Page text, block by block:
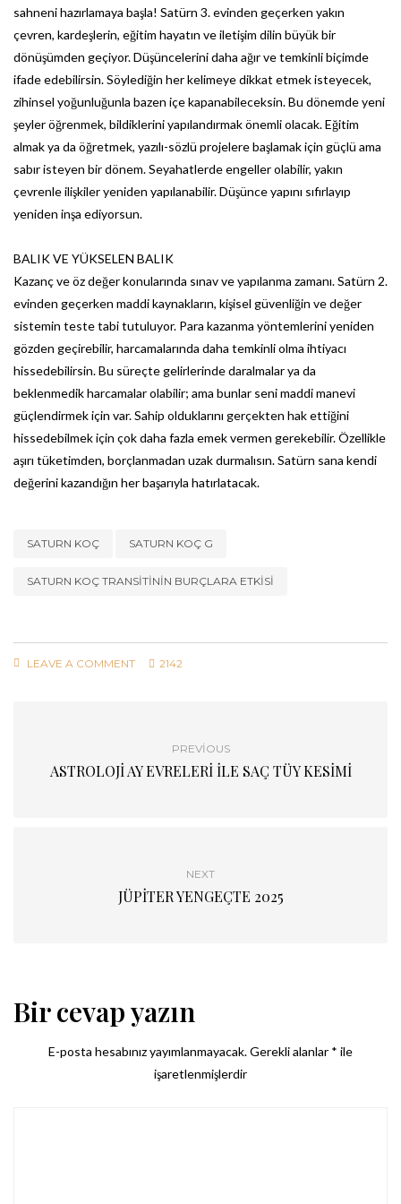
sahneni hazırlamaya başla! Satürn 3. evinden geçerken yakın
çevren, kardeşlerin, eğitim hayatın ve iletişim dilin büyük bir
dönüşümden geçiyor. Düşüncelerini daha ağır ve temkinli biçimde
ifade edebilirsin. Söylediğin her kelimeye dikkat etmek isteyecek,
zihinsel yoğunluğunla bazen içe kapanabileceksin. Bu dönemde yeni
şeyler öğrenmek, bildiklerini yapılandırmak önemli olacak. Eğitim
almak ya da öğretmek, yazılı-sözlü projelere başlamak için güçlü ama
sabır isteyen bir dönem. Seyahatlerde engeller olabilir, yakın
çevrenle ilişkiler yeniden yapılanabilir. Düşünce yapını sıfırlayıp
yeniden inşa ediyorsun.
BALIK VE YÜKSELEN BALIK
Kazanç ve öz değer konularında sınav ve yapılanma zamanı. Satürn 2.
evinden geçerken maddi kaynakların, kişisel güvenliğin ve değer
sistemin teste tabi tutuluyor. Para kazanma yöntemlerini yeniden
gözden geçirebilir, harcamalarında daha temkinli olma ihtiyacı
hissedebilirsin. Bu süreçte gelirlerinde daralmalar ya da
beklenmedik harcamalar olabilir; ama bunlar seni maddi manevi
güçlendirmek için var. Sahip olduklarını gerçekten hak ettiğini
hissedebilmek için çok daha fazla emek vermen gerekebilir. Özellikle
aşırı tüketimden, borçlanmadan uzak durmalısın. Satürn sana kendi
değerini kazandığın her başarıyla hatırlatacak.
SATURN KOÇ SATURN KOÇ G
SATURN KOÇ TRANSITININ BURÇLARA ETKISI
LEAVE A COMMENT 2142
PREVIOUS
ASTROLOJİ AY EVRELERİ İLE SAÇ TÜY KESİMİ
NEXT
JÜPİTER YENGEÇTE 2025
Bir cevap yazın
E-posta hesabınız yayımlanmayacak.Gerekli alanlar * ile
işaretlenmişlerdir